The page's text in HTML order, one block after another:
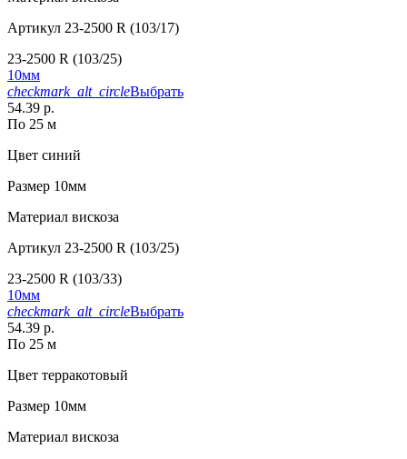
Артикул 23-2500 R (103/17)
23-2500 R (103/25)
10мм
checkmark_alt_circleВыбрать
54.39 р.
По 25 м
Цвет синий
Размер 10мм
Материал вискоза
Артикул 23-2500 R (103/25)
23-2500 R (103/33)
10мм
checkmark_alt_circleВыбрать
54.39 р.
По 25 м
Цвет терракотовый
Размер 10мм
Материал вискоза